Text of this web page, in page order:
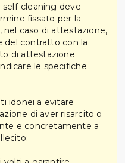
self-cleaning deve
fissato per la
caso di attestazione,
del contratto con la
di attestazione
le specifiche
idonei a evitare
di aver risarcito o
e concretamente a